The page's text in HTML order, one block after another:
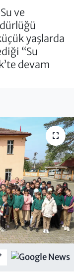
ve
yaşlarda
“Su
devam